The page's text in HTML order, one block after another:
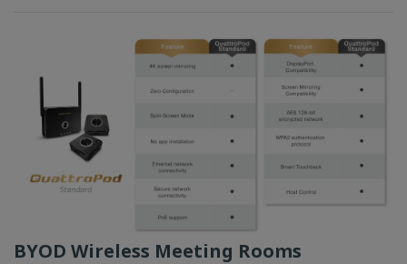
BYOD Wireless Meeting Rooms